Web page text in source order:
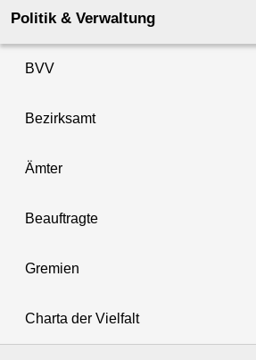
Politik & Verwaltung
BVV
Bezirksamt
Ämter
Beauftragte
Gremien
Charta der Vielfalt